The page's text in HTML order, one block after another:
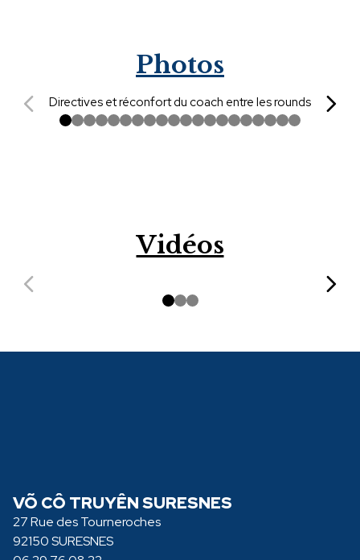
Photos
Directives et réconfort du coach entre les rounds
Vidéos
VÕ CÔ TRUYÊN SURESNES
27 Rue des Tourneroches
92150 SURESNES